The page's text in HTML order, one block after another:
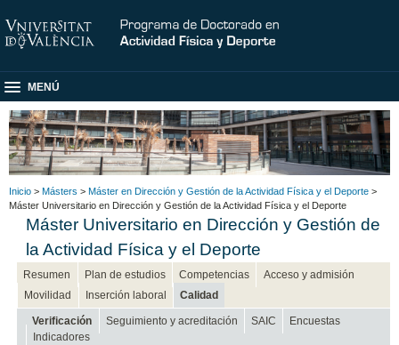
MENÚ
Inicio > Másters > Máster en Dirección y Gestión de la Actividad Física y el Deporte >
Máster Universitario en Dirección y Gestión de la Actividad Física y el Deporte
Máster Universitario en Dirección y Gestión de
la Actividad Física y el Deporte
Resumen Plan de estudios Competencias
Acceso y admisión
Movilidad
Inserción laboral Calidad
Verificación Seguimiento y acreditación SAIC
Encuestas
Indicadores